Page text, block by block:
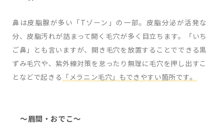
鼻は皮脂腺が多い「Tゾーン」の一部。皮脂分泌が活発な
分、皮脂汚れが詰まって開く毛穴が多く目立ちます。「いち
ご鼻」とも言いますが、開き毛穴を放置することでできる黒
ずみ毛穴や、紫外線対策を怠ったり無理に毛穴を押し出すこ
となどで起きる 「メラニン毛穴」もできやすい箇所です。
～眉間・おでこ～